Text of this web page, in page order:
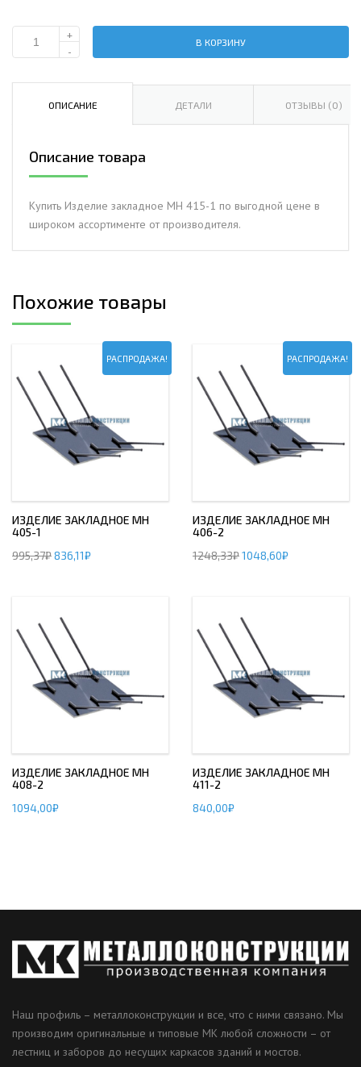
Количество
закладное
+
-
В КОРЗИНУ
ОПИСАНИЕ ДЕТАЛИ ОТЗЫВЫ (0)
Описание товара
Купить Изделие закладное МН 415-1 по выгодной цене в
широком ассортименте от производителя.
Похожие товары
РАСПРОДАЖА!
ИЗДЕЛИЕ ЗАКЛАДНОЕ МН
405-1
995,37₽836,11₽
РАСПРОДАЖА!
ИЗДЕЛИЕ ЗАКЛАДНОЕ МН
406-2
1248,33₽1048,60₽
ИЗДЕЛИЕ ЗАКЛАДНОЕ МН
408-2
1094,00₽
ИЗДЕЛИЕ ЗАКЛАДНОЕ МН
411-2
840,00₽
Наш профиль – металлоконструкции и все, что с ними связано. Мы
производим оригинальные и типовые МК любой сложности – от
лестниц и заборов до несущих каркасов зданий и мостов.